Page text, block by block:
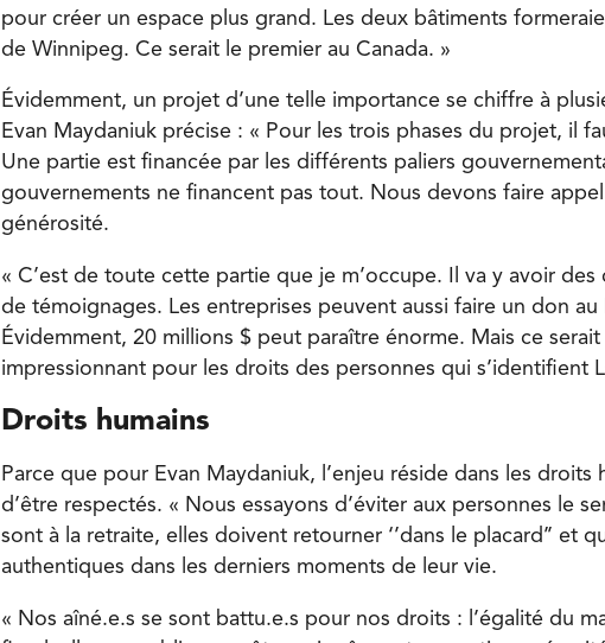
pour créer un espace plus grand. Les deux bâtiments
de Winnipeg. Ce serait le premier au Canada. »
Évidemment, un projet d’une telle importance se chiffre à
Evan Maydaniuk précise : « Pour les trois phases du projet, il
Une partie est financée par les différents paliers
gouvernements ne financent pas tout. Nous devons faire
générosité.
« C’est de toute cette partie que je m’occupe. Il va y avoir des
de témoignages. Les entreprises peuvent aussi faire un don au
Évidemment, 20 millions $ peut paraître énorme. Mais ce
impressionnant pour les droits des personnes qui s’identifient
Droits humains
Parce que pour Evan Maydaniuk, l’enjeu réside dans les droits
d’être respectés. « Nous essayons d’éviter aux personnes le
sont à la retraite, elles doivent retourner ‘’dans le placard’’ et
authentiques dans les derniers moments de leur vie.
« Nos aîné.e.s se sont battu.e.s pour nos droits : l’égalité du